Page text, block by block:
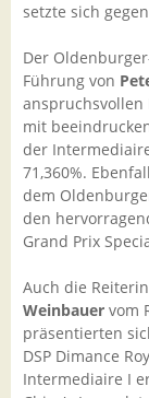
setzte sich
Der
Führung von
anspruchsvollen
mit
der
71,360%.
dem
den
Grand Prix
Auch die
Weinbauervom
präsentierten
DSP Dimance
Intermediaire I